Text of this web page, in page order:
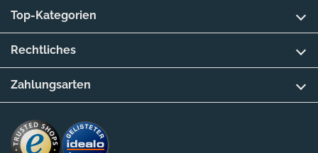
Top-Kategorien
Rechtliches
Zahlungsarten